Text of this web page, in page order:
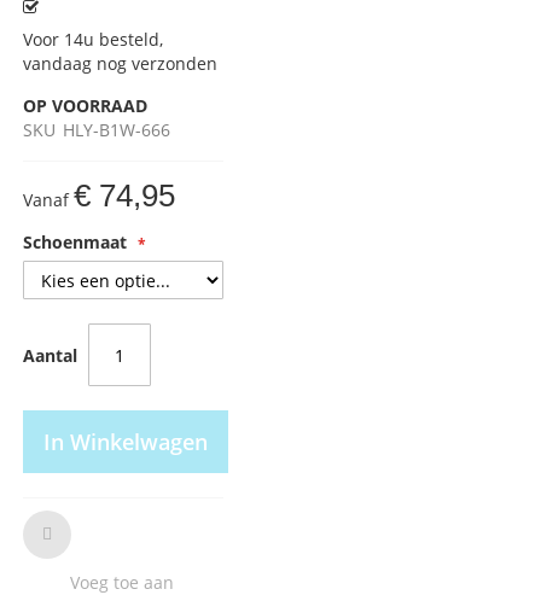
Voor 14u besteld,
vandaag nog verzonden
OP VOORRAAD
SKU HLY-B1W-666
Vanaf € 74,95
Schoenmaat
Aantal
In Winkelwagen
Voeg toe aan